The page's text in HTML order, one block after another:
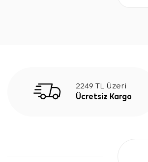
2249 TL Üzeri
Ücretsiz Kargo